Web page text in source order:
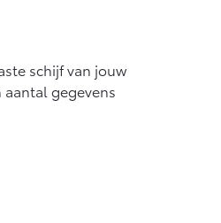
schijf van jouw
gegevens